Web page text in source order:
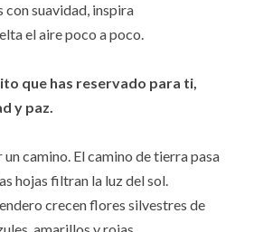
suavidad, inspira
el aire poco a poco.
que has reservado para ti,
y paz.
camino. El camino de tierra pasa
hojas filtran la luz del sol.
crecen flores silvestres de